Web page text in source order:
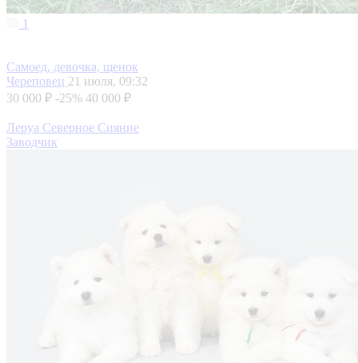
1
Самоед, девочка, щенок
Череповец 21 июля, 09:32
30 000 ₽ -25% 40 000 ₽
Леруа Северное Сияние
Заводчик